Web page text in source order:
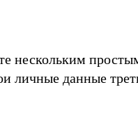
нескольким
личные данные